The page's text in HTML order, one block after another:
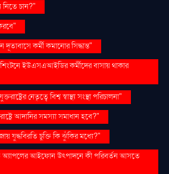
নিতে চান?"
দূতাবাসে কর্মী কমানোর সিদ্ধান্ত"
ইউএসএআইডির কর্মীদের বাসায় থাকার
নেতৃত্বে বিশ্ব স্বাস্থ্য সংস্থা পরিচালনা"
আদানির সমস্যা সমাধান হবে?"
যুদ্ধবিরতি চুক্তি কি ঝুঁকির মধ্যে?"
অ্যাপলের আইফোন উৎপাদনে কী পরিবর্তন আসতে